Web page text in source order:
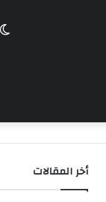
أخر المقالات